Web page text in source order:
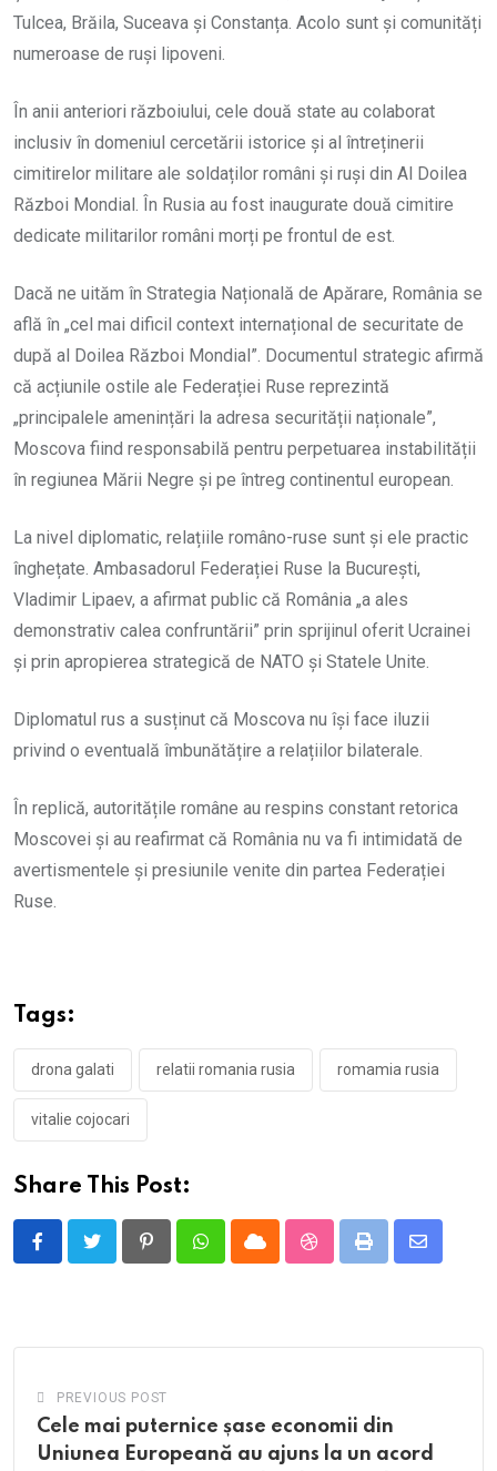
Tulcea, Brăila, Suceava și Constanța. Acolo sunt și comunități
numeroase de ruși lipoveni.
În anii anteriori războiului, cele două state au colaborat
inclusiv în domeniul cercetării istorice și al întreținerii
cimitirelor militare ale soldaților români și ruși din Al Doilea
Război Mondial. În Rusia au fost inaugurate două cimitire
dedicate militarilor români morți pe frontul de est.
Dacă ne uităm în Strategia Națională de Apărare, România se
află în „cel mai dificil context internațional de securitate de
după al Doilea Război Mondial”. Documentul strategic afirmă
că acțiunile ostile ale Federației Ruse reprezintă
„principalele amenințări la adresa securității naționale”,
Moscova fiind responsabilă pentru perpetuarea instabilității
în regiunea Mării Negre și pe întreg continentul european.
La nivel diplomatic, relațiile româno-ruse sunt și ele practic
înghețate. Ambasadorul Federației Ruse la București,
Vladimir Lipaev, a afirmat public că România „a ales
demonstrativ calea confruntării” prin sprijinul oferit Ucrainei
și prin apropierea strategică de NATO și Statele Unite.
Diplomatul rus a susținut că Moscova nu își face iluzii
privind o eventuală îmbunătățire a relațiilor bilaterale.
În replică, autoritățile române au respins constant retorica
Moscovei și au reafirmat că România nu va fi intimidată de
avertismentele și presiunile venite din partea Federației
Ruse.
Tags:
drona galati relatii romania rusia romamia rusia
vitalie cojocari
Share This Post:
PinterestWhatsappCloud StumbleUpon
Print
Share
PREVIOUS POST
Cele mai puternice șase economii din
Uniunea Europeană au ajuns la un acord